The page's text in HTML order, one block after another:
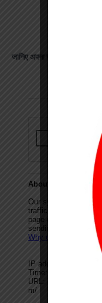
जानिए अपना राशिफल